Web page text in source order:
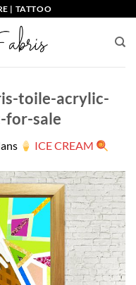
| TATTOO
toile-acrylic-
for-sale
ICE CREAM